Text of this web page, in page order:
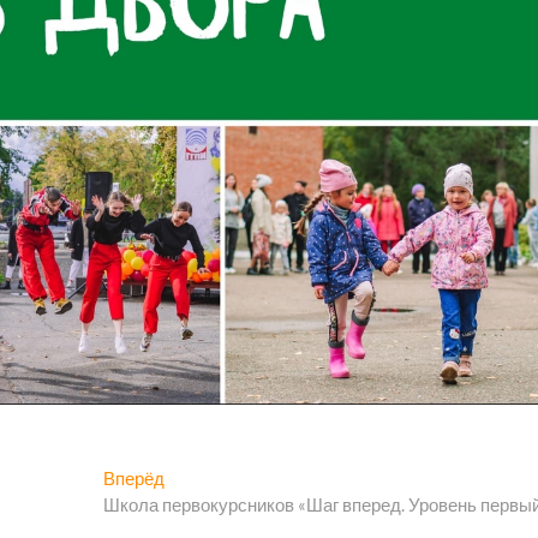
Вперёд
запись:
Школа первокурсников «Шаг вперед. Уровень